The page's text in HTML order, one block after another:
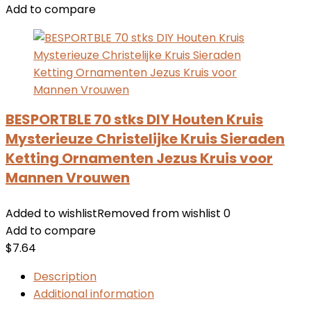
Add to compare
BESPORTBLE 70 stks DIY Houten Kruis
Mysterieuze Christelijke Kruis Sieraden
Ketting Ornamenten Jezus Kruis voor
Mannen Vrouwen
Added to wishlistRemoved from wishlist 0
Add to compare
$7.64
Description
Additional information